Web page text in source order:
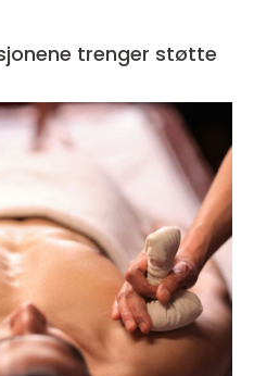
når relasjonene trenger støtte